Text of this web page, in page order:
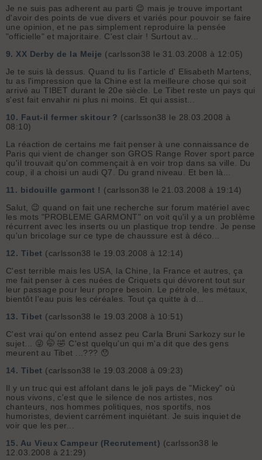
Je ne suis pas adherent au parti 😉 mais je trouve important
d'avoir des points de vue divers et variés pour pouvoir se faire
une opinion, et ne pas simplement reproduire la pensée
"officielle" et majoritaire. C'est clair ! Surtout av...
9. XX Derby de la Meije (carlsson38 le 31.03.2008 à 12:05)
Je te suis là dessus. Quand tu lis l'article d' Elisabeth Martens,
tu as l'impression que la Chine est la meilleure chose qui soit
arrivé au TIBET durant le 20e siècle. Le Tibet reste un pays qui
s'est fait envahir ni plus ni moins. Et qui assist...
10. Faut-il fermer skitour ? (carlsson38 le 28.03.2008 à
08:10)
La réaction de certains me fait penser à une connaissance de
Paris qui vient de changer son GROS Range Rover sport parce
qu'il trouvait qu'on commençait à en voir trop dans sa ville. Du
coup, il a choisi un audi Q7. Du grand niveau. Et ben là...
11. bidouille garmont ! (carlsson38 le 21.03.2008 à 19:14)
Salut, 😉 quand on fait une recherche sur forum matériel avec
les mots "PROBLEME GARMONT" on voit qu'il y a un problème
récurrent avec les inserts ou un plastique trop tendre. Je pense
qu'un bricolage sur ce type de chaussure est à déco...
12. Tibet (carlsson38 le 19.03.2008 à 12:14)
C'est terrible mais les USA, la Chine, la France et autres, ça
me fait penser à ces nuées de Criquets qui dévorent tout sur
leur passage pour leur propre besoin. Le pétrole, les métaux,
bientôt l'eau puis les céréales. Tout ça quitte à d...
13. Tibet (carlsson38 le 19.03.2008 à 10:51)
C'est vrai qu'on entend assez peu Carla Bruni Sarkozy sur le
sujet... 😜 🤭 🤣 C'est quelqu'un qui m'a dit que des gens
meurent au Tibet ...??? 😯
14. Tibet (carlsson38 le 19.03.2008 à 09:23)
Il y un truc qui est affolant dans le joli pays de "Mickey" où
nous vivons, c'est que le silence de nos artistes, nos
chanteurs, nos hommes politiques, nos sportifs, nos
humoristes, devient carrément inquiétant. Je suis inquiet de
voir que les per...
15. Au Vieux Campeur (Recrutement) (carlsson38 le
12.03.2008 à 21:29)